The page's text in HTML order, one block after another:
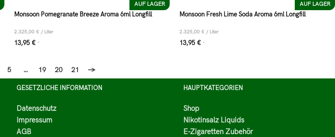
AUF LAGER
Monsoon Pomegranate Breeze Aroma 6ml Longfill
2.325,00 € / Liter
13,95 € *
AUF LAGER
Monsoon Fresh Lime Soda Aroma 6ml Longfill
2.325,00 € / Liter
13,95 € *
5 … 19 20 21 →
GESETZLICHE INFORMATION
Datenschutz
Impressum
AGB
HAUPTKATEGORIEN
Shop
Nikotinsalz Liquids
E-Zigaretten Zubehör